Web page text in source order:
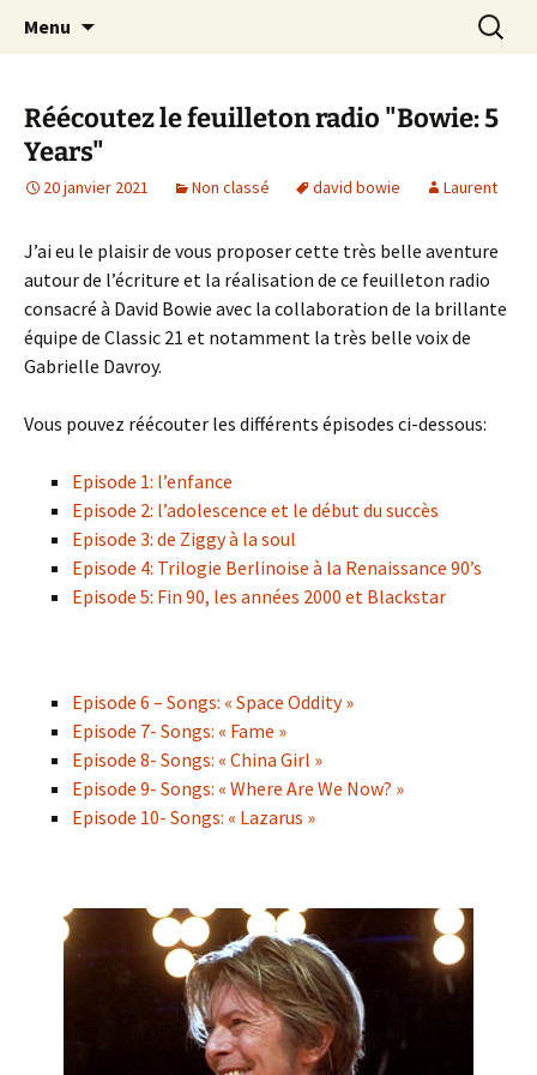
Laurent Rieppi
Journaliste musical · Historien du rock ·
Conférencier
Menu
Réécoutez le feuilleton radio "Bowie: 5
Years"
20 janvier 2021 Non classé david bowie Laurent
J’ai eu le plaisir de vous proposer cette très belle aventure
autour de l’écriture et la réalisation de ce feuilleton radio
consacré à David Bowie avec la collaboration de la brillante
équipe de Classic 21 et notamment la très belle voix de
Gabrielle Davroy.
Vous pouvez réécouter les différents épisodes ci-dessous:
Episode 1: l’enfance
Episode 2: l’adolescence et le début du succès
Episode 3: de Ziggy à la soul
Episode 4: Trilogie Berlinoise à la Renaissance 90’s
Episode 5: Fin 90, les années 2000 et Blackstar
Episode 6 – Songs: « Space Oddity »
Episode 7- Songs: « Fame »
Episode 8- Songs: « China Girl »
Episode 9- Songs: « Where Are We Now? »
Episode 10- Songs: « Lazarus »